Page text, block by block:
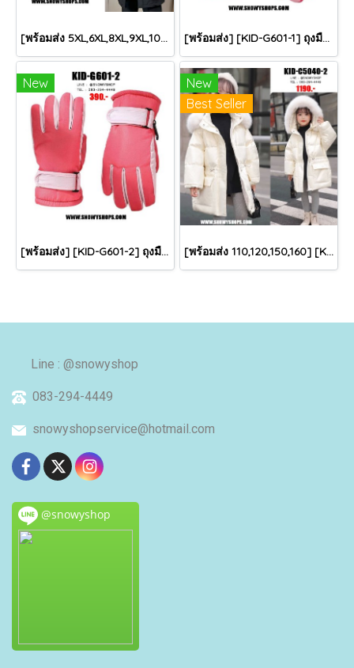
[พร้อมส่ง 5XL,6XL,8XL,9XL,10XL] [Man-B004-1] Down Jackets BigSize เสื้อโค้ทขนเป็ดกันหนาวสีดำชายไซด์ใหญ่ มีหมวกฮู้ด ซิปด้านหน้า กันน้ำ ใส่กันหนาวติดลบได้อย่างดี [พร้อมส่ง] [KID-G601-1] ถุงมือกันหนาวเด็กสีชมพูอ่อน ซับขนด้านใน ใส่กันหนาวเล่นหิมะได้ (เหมาะสำหรับเด็ก 3-5ขวบ)
New
[พร้อมส่ง] [KID-G601-2] ถุงมือกันหนาวเด็กสีชมพูเข้ม ซับขนด้านใน ใส่กันหนาวเล่นหิมะได้ (เหมาะสำหรับเด็ก 3-5ขวบ)
New
Best Seller
[พร้อมส่ง 110,120,150,160] [KID-C5040-2] เสื้อโค้ทกันหนาวเด็กขนเป็ดสีขาว แขนยาว มีกระเป๋าสองข้าง แบบซิปด้านหน้า หมวกฮู้ดติดเฟอร์ฟรุ้งฟริ้งใส่ติดลบกันหนาว เล่นหิมะได้ค่ะ
Line : @snowyshop
083-294-4449
snowyshopservice@hotmail.com
@snowyshop